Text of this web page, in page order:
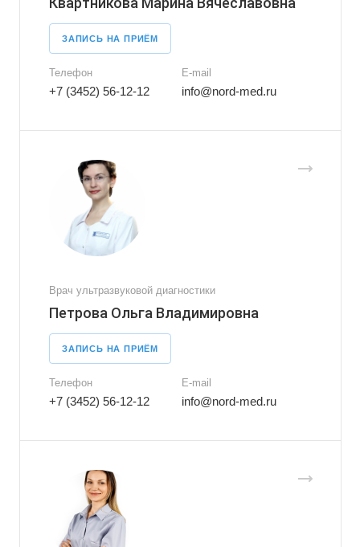
ЗАПИСЬ НА ПРИЁМ
Телефон
+7 (3452) 56-12-12
E-mail
info@nord-med.ru
Врач ультразвуковой диагностики
Петрова Ольга Владимировна
ЗАПИСЬ НА ПРИЁМ
Телефон
+7 (3452) 56-12-12
E-mail
info@nord-med.ru